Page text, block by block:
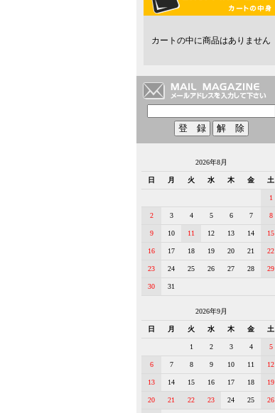
カートの中に商品はありません
2026年8月
日 月 火 水 木 金 土
1
2 3 4 5 6 7 8
9 10 11 12 13 14 15
16 17 18 19 20 21 22
23 24 25 26 27 28 29
30 31
2026年9月
日 月 火 水 木 金 土
1 2 3 4 5
6 7 8 9 10 11 12
13 14 15 16 17 18 19
20 21 22 23 24 25 26